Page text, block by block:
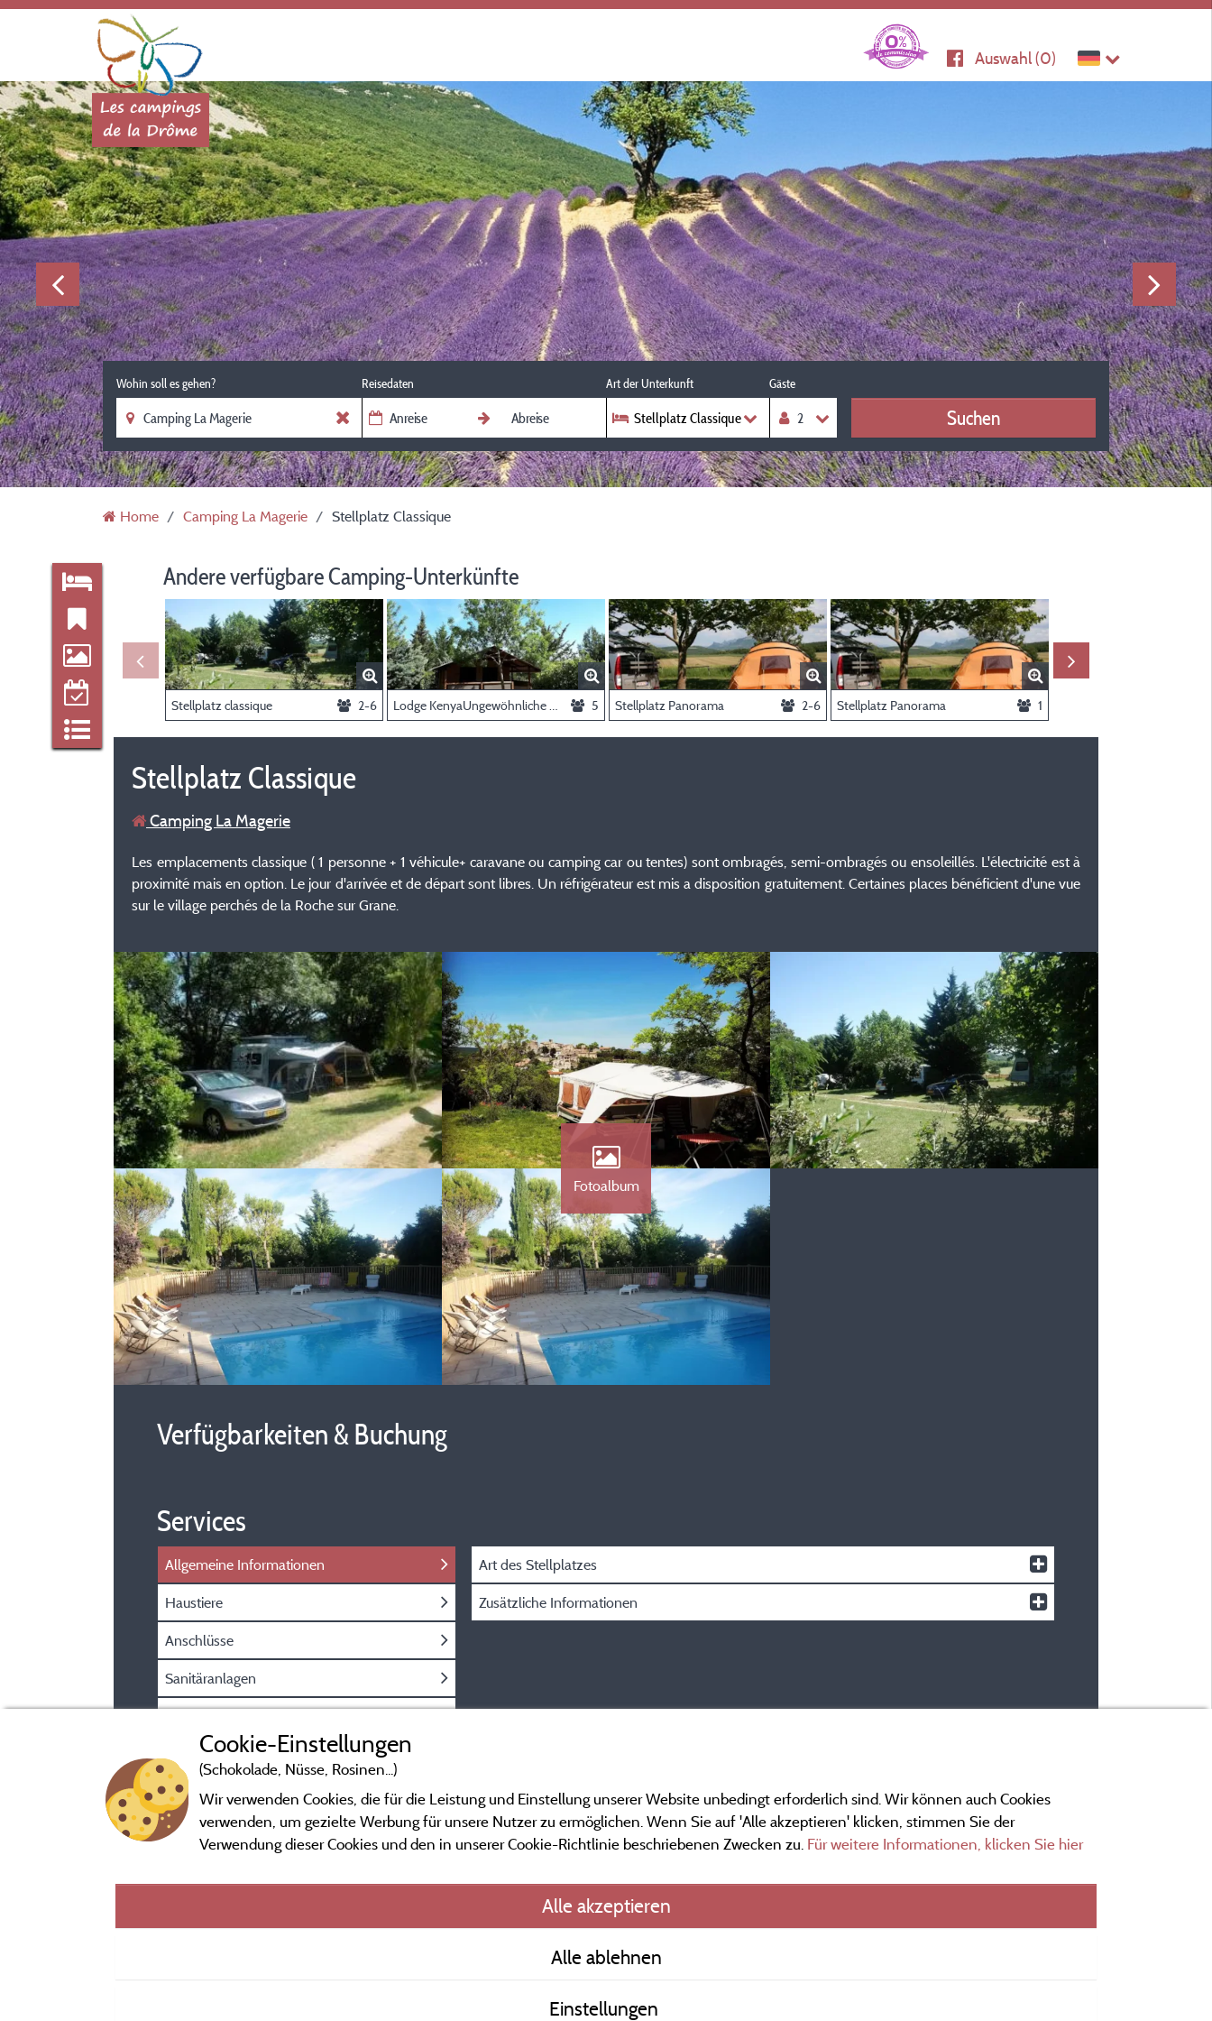
Auswahl (0)
Wohin soll es gehen? Reisedaten Art der Unterkunft
Stellplatz Classique
Gäste
Suchen
Home Camping La Magerie Stellplatz Classique
Andere verfügbare Camping-Unterkünfte
Stellplatz classique 2-6 5 Stellplatz Panorama 2-6 Stellplatz Panorama 1
Stellplatz Classique
Camping La Magerie
Les emplacements classique ( 1 personne + 1 véhicule+ caravane ou camping car ou tentes) sont ombragés, semi-ombragés ou ensoleillés. L'électricité est à
proximité mais en option. Le jour d'arrivée et de départ sont libres. Un réfrigérateur est mis a disposition gratuitement. Certaines places bénéficient d'une vue
sur le village perchés de la Roche sur Grane.
Fotoalbum
Verfügbarkeiten & Buchung
Services
Allgemeine Informationen
Haustiere
Anschlüsse
Sanitäranlagen
Art des Stellplatzes
Zusätzliche Informationen
Cookie-Einstellungen
(Schokolade, Nüsse, Rosinen...)
Wir verwenden Cookies, die für die Leistung und Einstellung unserer Website unbedingt erforderlich sind. Wir können auch Cookies
verwenden, um gezielte Werbung für unsere Nutzer zu ermöglichen. Wenn Sie auf 'Alle akzeptieren' klicken, stimmen Sie der
Verwendung dieser Cookies und den in unserer Cookie-Richtlinie beschriebenen Zwecken zu. Für weitere Informationen, klicken Sie hier
Alle akzeptieren
Alle ablehnen
Einstellungen